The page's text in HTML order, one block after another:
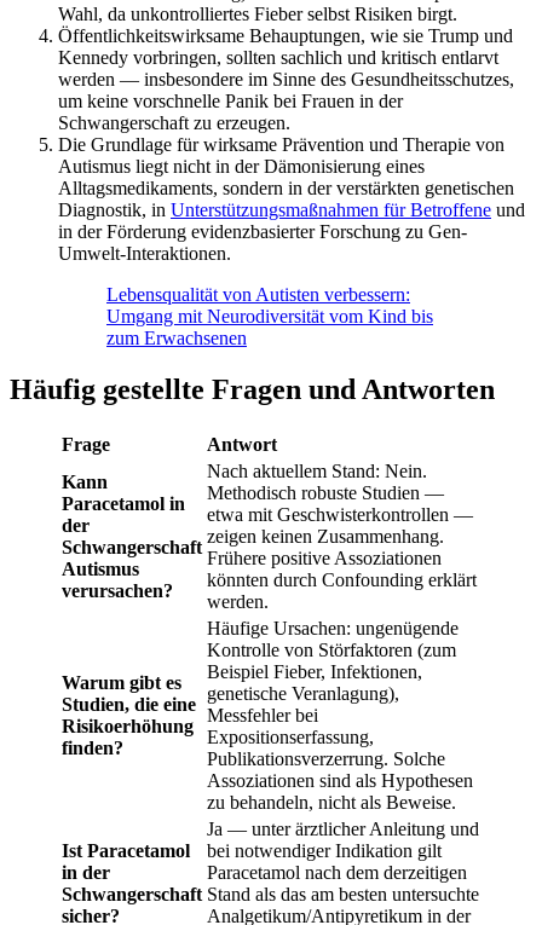
Wahl, da unkontrolliertes Fieber selbst Risiken birgt.
Öffentlichkeitswirksame Behauptungen, wie sie Trump und
Kennedy vorbringen, sollten sachlich und kritisch entlarvt
werden — insbesondere im Sinne des Gesundheitsschutzes,
um keine vorschnelle Panik bei Frauen in der
Schwangerschaft zu erzeugen.
Die Grundlage für wirksame Prävention und Therapie von
Autismus liegt nicht in der Dämonisierung eines
Alltagsmedikaments, sondern in der verstärkten genetischen
Diagnostik, in Unterstützungsmaßnahmen für Betroffene und
in der Förderung evidenzbasierter Forschung zu Gen-
Umwelt-Interaktionen.
Lebensqualität von Autisten verbessern:
Umgang mit Neurodiversität vom Kind bis
zum Erwachsenen
Häufig gestellte Fragen und Antworten
Frage
Antwort
Kann
Paracetamol in
der
Schwangerschaft
Autismus
verursachen?
Nach aktuellem Stand: Nein.
Methodisch robuste Studien —
etwa mit Geschwisterkontrollen —
zeigen keinen Zusammenhang.
Frühere positive Assoziationen
könnten durch Confounding erklärt
werden.
Warum gibt es
Studien, die eine
Risikoerhöhung
finden?
Häufige Ursachen: ungenügende
Kontrolle von Störfaktoren (zum
Beispiel Fieber, Infektionen,
genetische Veranlagung),
Messfehler bei
Expositionserfassung,
Publikationsverzerrung. Solche
Assoziationen sind als Hypothesen
zu behandeln, nicht als Beweise.
Ist Paracetamol
in der
Schwangerschaft
sicher?
Ja — unter ärztlicher Anleitung und
bei notwendiger Indikation gilt
Paracetamol nach dem derzeitigen
Stand als das am besten untersuchte
Analgetikum/Antipyretikum in der